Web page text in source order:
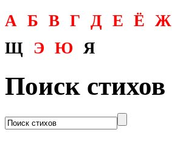
А Б В Г Д Е Ё Ж
Щ Э Ю Я
Поиск стихов